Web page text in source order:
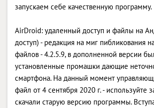
запускаем себе качественную программу.
AirDroid: удаленный доступ и файлы на
доступ) - редакция на миг пибликования
файлов - 4.2.5.9, в дополненной версии
установленные промашки дающие
смартфона. На данный момент
файл от 4 сентября 2020 г. - используйте
скачали старую версию программы.